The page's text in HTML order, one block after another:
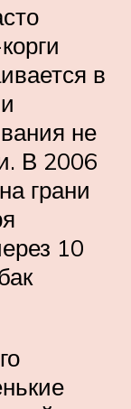
в
не
В 2006
грани
10